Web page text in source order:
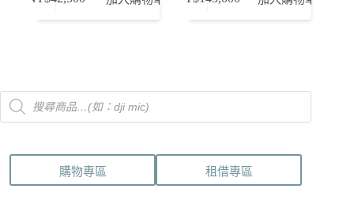
Products
search
購物專區 租借專區